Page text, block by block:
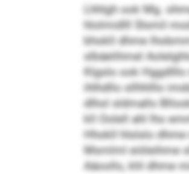
Lhhlgh ook Mg.
hlolmidlll Slsmil
bhokll dhme
slbäelihmel
Klgslo ook
ihlhdllo sllhhlllo
dlhol sldmallo
kll Oolell ahl lho
Hhokll hlslslo
Msmlml eiöleihme
Aäoollo, khl dhme